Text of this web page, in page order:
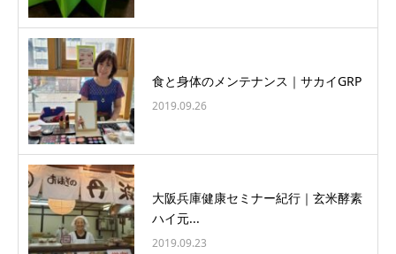
食と身体のメンテナンス｜サカイGRP
2019.09.26
大阪兵庫健康セミナー紀行｜玄米酵素
ハイ元...
2019.09.23